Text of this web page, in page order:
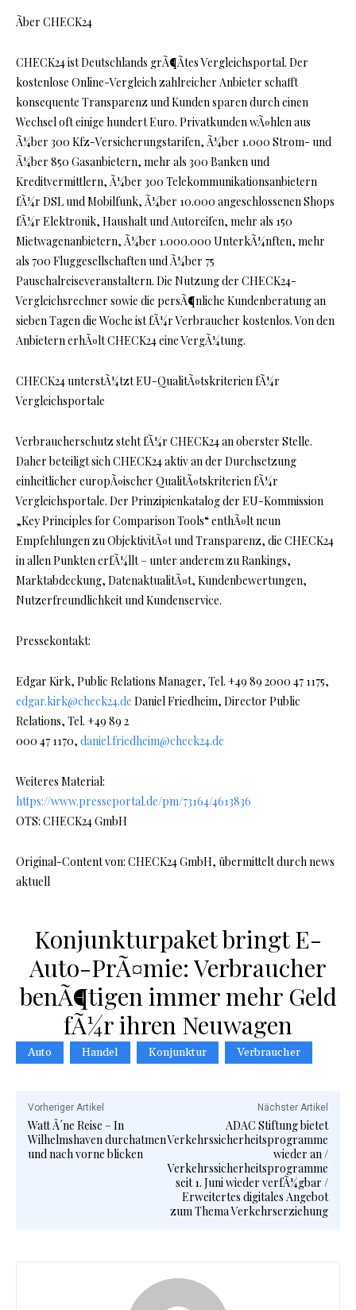
Ãber CHECK24
CHECK24 ist Deutschlands grÃ¶Ãtes Vergleichsportal. Der
kostenlose Online-Vergleich zahlreicher Anbieter schafft
konsequente Transparenz und Kunden sparen durch einen
Wechsel oft einige hundert Euro. Privatkunden wÃ¤hlen aus
Ã¼ber 300 Kfz-Versicherungstarifen, Ã¼ber 1.000 Strom- und
Ã¼ber 850 Gasanbietern, mehr als 300 Banken und
Kreditvermittlern, Ã¼ber 300 Telekommunikationsanbietern
fÃ¼r DSL und Mobilfunk, Ã¼ber 10.000 angeschlossenen Shops
fÃ¼r Elektronik, Haushalt und Autoreifen, mehr als 150
Mietwagenanbietern, Ã¼ber 1.000.000 UnterkÃ¼nften, mehr
als 700 Fluggesellschaften und Ã¼ber 75
Pauschalreiseveranstaltern. Die Nutzung der CHECK24-
Vergleichsrechner sowie die persÃ¶nliche Kundenberatung an
sieben Tagen die Woche ist fÃ¼r Verbraucher kostenlos. Von den
Anbietern erhÃ¤lt CHECK24 eine VergÃ¼tung.
CHECK24 unterstÃ¼tzt EU-QualitÃ¤tskriterien fÃ¼r
Vergleichsportale
Verbraucherschutz steht fÃ¼r CHECK24 an oberster Stelle.
Daher beteiligt sich CHECK24 aktiv an der Durchsetzung
einheitlicher europÃ¤ischer QualitÃ¤tskriterien fÃ¼r
Vergleichsportale. Der Prinzipienkatalog der EU-Kommission
„Key Principles for Comparison Tools“ enthÃ¤lt neun
Empfehlungen zu ObjektivitÃ¤t und Transparenz, die CHECK24
in allen Punkten erfÃ¼llt – unter anderem zu Rankings,
Marktabdeckung, DatenaktualitÃ¤t, Kundenbewertungen,
Nutzerfreundlichkeit und Kundenservice.
Pressekontakt:
Edgar Kirk, Public Relations Manager, Tel. +49 89 2000 47 1175,
edgar.kirk@check24.de Daniel Friedheim, Director Public
Relations, Tel. +49 89 2
000 47 1170, daniel.friedheim@check24.de
Weiteres Material:
https://www.presseportal.de/pm/73164/4613836
OTS: CHECK24 GmbH
Original-Content von: CHECK24 GmbH, übermittelt durch news
aktuell
Konjunkturpaket bringt E-
Auto-PrÃ¤mie: Verbraucher
benÃ¶tigen immer mehr Geld
fÃ¼r ihren Neuwagen
Auto Handel Konjunktur Verbraucher
Vorheriger Artikel
Watt Â´ne Reise – In
Wilhelmshaven durchatmen
und nach vorne blicken
Nächster Artikel
ADAC Stiftung bietet
Verkehrssicherheitsprogramme
wieder an /
Verkehrssicherheitsprogramme
seit 1. Juni wieder verfÃ¼gbar /
Erweitertes digitales Angebot
zum Thema Verkehrserziehung